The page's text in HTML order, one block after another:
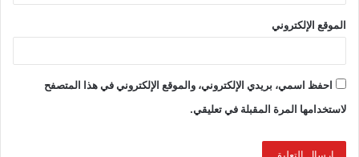
الموقع الإلكتروني
احفظ اسمي، بريدي الإلكتروني، والموقع الإلكتروني في هذا المتصفح
لاستخدامها المرة المقبلة في تعليقي.